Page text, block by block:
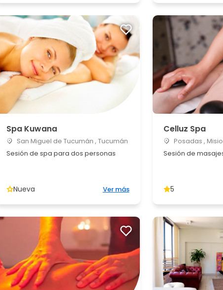
Spa Kuwana
San Miguel de Tucumán , Tucumán
Sesión de spa para dos personas
Nueva Ver más
Celluz Spa
Posadas ,
Sesión de
5